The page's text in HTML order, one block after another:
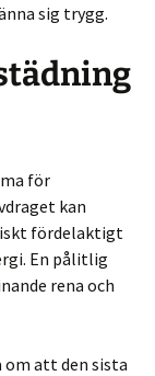
sig trygg.
för
kan
fördelaktigt
En pålitlig
rena och
att den sista